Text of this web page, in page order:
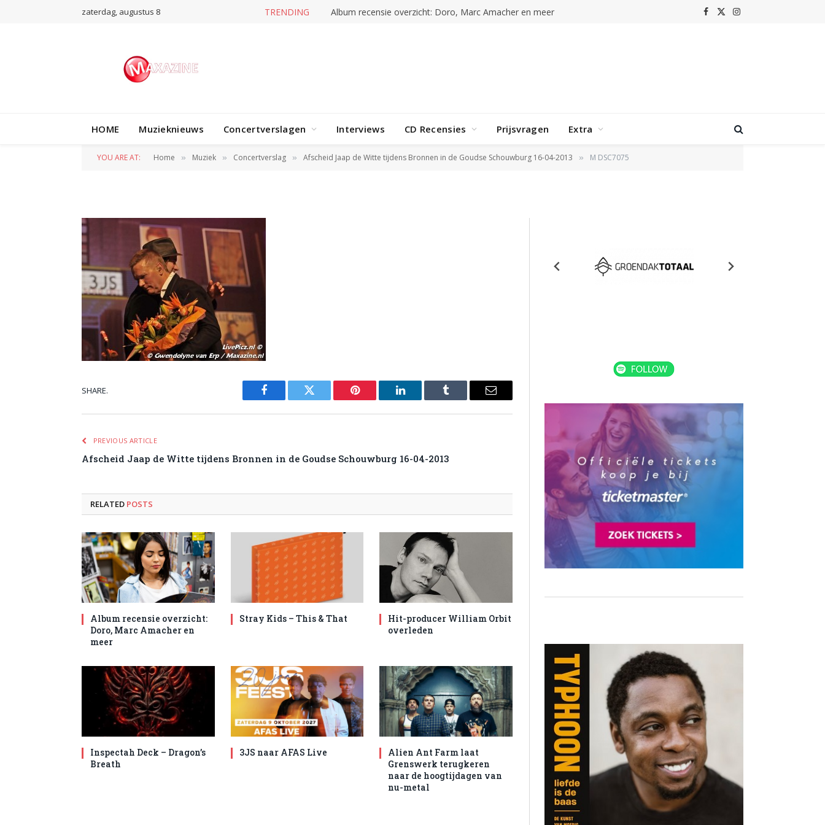
zaterdag, augustus 8 TRENDING Album recensie overzicht: Doro, Marc Amacher en meer Facebook
X
Instagram
HOME Muzieknieuws Concertverslagen Interviews CD Recensies Prijsvragen Extra
YOU ARE AT: Home » Muziek » Concertverslag » Afscheid Jaap de Witte tijdens Bronnen in de Goudse Schouwburg 16-04-2013 » M DSC7075
M DSC7075
SHARE.
Facebook Twitter Pinterest LinkedIn Tumblr Email
PREVIOUS ARTICLE
Afscheid Jaap de Witte tijdens Bronnen in de Goudse Schouwburg 16-04-2013
RELATED POSTS
Album recensie overzicht:
Doro, Marc Amacher en
meer
Stray Kids – This & That
Hit-producer William Orbit
overleden
Inspectah Deck – Dragon’s
Breath
3JS naar AFAS Live
Alien Ant Farm laat
Grenswerk terugkeren
naar de hoogtijdagen van
nu-metal